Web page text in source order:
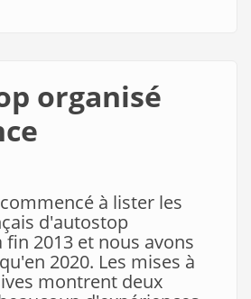
organisé
à lister les
d'autostop
fin 2013 et nous avons
2020. Les mises à
montrent deux